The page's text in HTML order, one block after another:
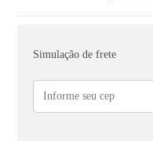
Simulação de frete